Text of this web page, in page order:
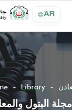
AR
Library
مجلة البتول